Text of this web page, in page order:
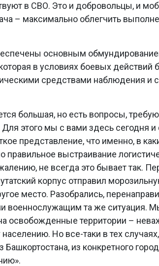
в СВО. Это и добровольцы, и
– максимально облегчить
основным
в условиях боевых действий
средствами наблюдения и
большая, но есть вопросы,
этого мы с вами здесь сегодня и
представление, что именно, в
выстраивание
не всегда это бывает так.
корпус отправил
место. Разобрались,
военнослужащим та же ситуация.
освобожденные территории –
Но все-таки в тех
из конкретного